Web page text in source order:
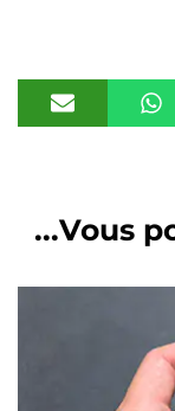
Vous